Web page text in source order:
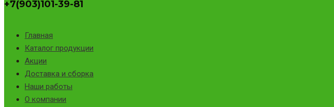
+7(903)101-39-81
Главная
Каталог продукции
Акции
Доставка и сборка
Наши работы
О компании